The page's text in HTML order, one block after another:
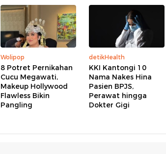
Wolipop
8 Potret Pernikahan
Cucu Megawati,
Makeup Hollywood
Flawless Bikin
Pangling
detikHealth
KKI Kantongi 10
Nama Nakes Hina
Pasien BPJS,
Perawat hingga
Dokter Gigi